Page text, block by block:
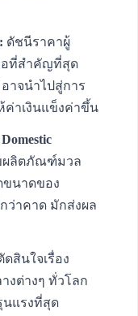
ดัชนีราคาผู้
อที่สำคัญที่สุด
าจนำไปสู่การ
ค่าเงินแข็งค่าขึ้น
ผลิตภัณฑ์มวล
ขนาดของ
ว่าคาด มักส่งผล
ดสินใจเรื่อง
งต่างๆ ทั่วโลก
นแรงที่สุด